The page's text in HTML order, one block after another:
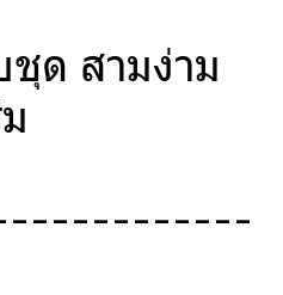
ด สามง่าม